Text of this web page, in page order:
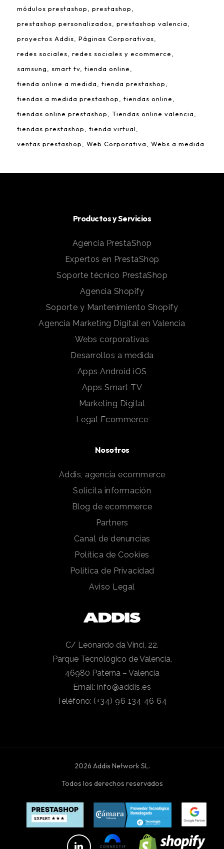
módulos prestashop
prestashop
prestashop personalizados
prestashop valencia
proyectos Addis
Páginas Corporativas
redes sociales
redes sociales y ecommerce
samsung
smart tv tienda online
tienda online a medida
tienda prestashop
tiendas a medida prestashop
tiendas online
tiendas online prestashop
Tiendas online valencia
tiendas prestashop
tienda virtual
ventas prestashop
Web Corporativa Webs a medida
Productos y Servicios
Agencia PrestaShop
Expertos en PrestaShop
Soporte técnico PrestaShop
Agencia Shopify
Soporte y Mantenimiento Shopify
Agencia Marketing Digital en Valencia
Webs corporativas
Desarrollos a medida
Apps Android iOS
Apps Smart TV
Marketing Digital
Legal Ecommerce
Nosotros
Addis, agencia ecommerce
Solicita información
Blog de ecommerce
Partners
Canal de denuncias
Política de Cookies
Política de Privacidad
Aviso Legal
C/ Leonardo da Vinci, 22.
Parque Tecnológico de Valencia.
46980 Paterna – Valencia
Email: info@addis.es
Teléfono: (+34) 96 134 46 64
2026 Addis Network SL.
Todos los derechos reservados